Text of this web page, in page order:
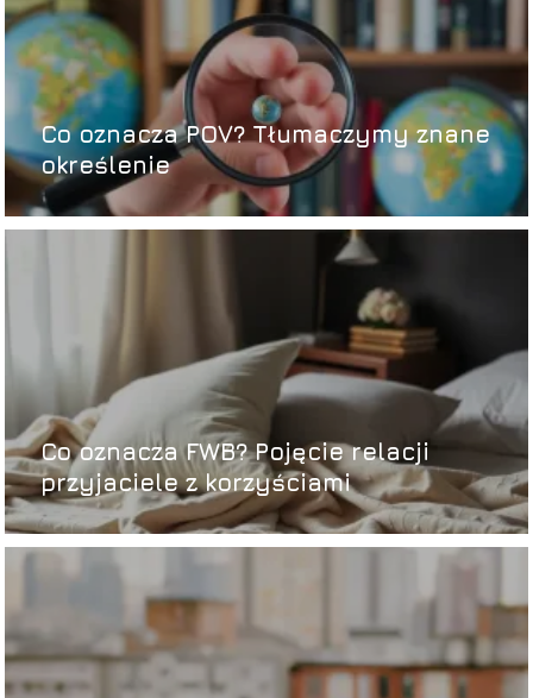
Co oznacza POV? Tłumaczymy znane
określenie
Co oznacza FWB? Pojęcie relacji
przyjaciele z korzyściami